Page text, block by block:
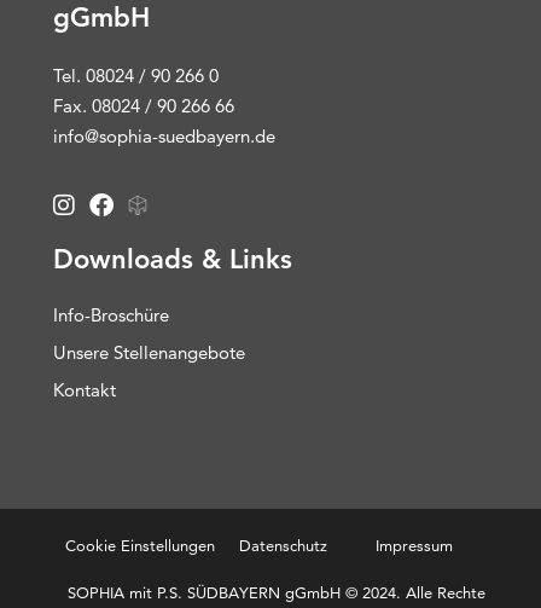
gGmbH
Tel. 08024 / 90 266 0
Fax. 08024 / 90 266 66
info@sophia-suedbayern.de
Downloads & Links
Info-Broschüre
Unsere Stellenangebote
Kontakt
SOPHIA mit P.S. SÜDBAYERN gGmbH © 2024. Alle Rechte
Cookie Einstellungen Datenschutz Impressum